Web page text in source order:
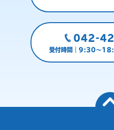
042-
受付時間｜9:30～